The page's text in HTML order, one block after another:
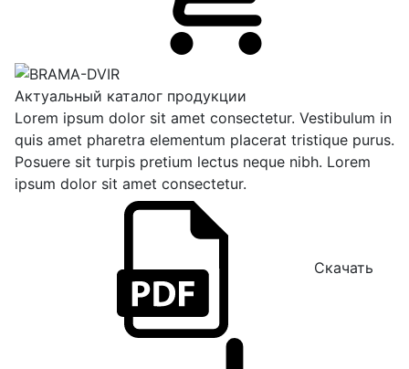
Актуальный каталог продукции
Lorem ipsum dolor sit amet consectetur. Vestibulum in
quis amet pharetra elementum placerat tristique purus.
Posuere sit turpis pretium lectus neque nibh. Lorem
ipsum dolor sit amet consectetur.
Скачать